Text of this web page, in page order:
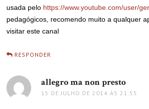
usada pelo https://www.youtube.com/user/
pedagógicos, recomendo muito a qualquer
visitar este canal
RESPONDER
allegro ma non presto
15 DE JULHO DE 2014 ÀS 21:55